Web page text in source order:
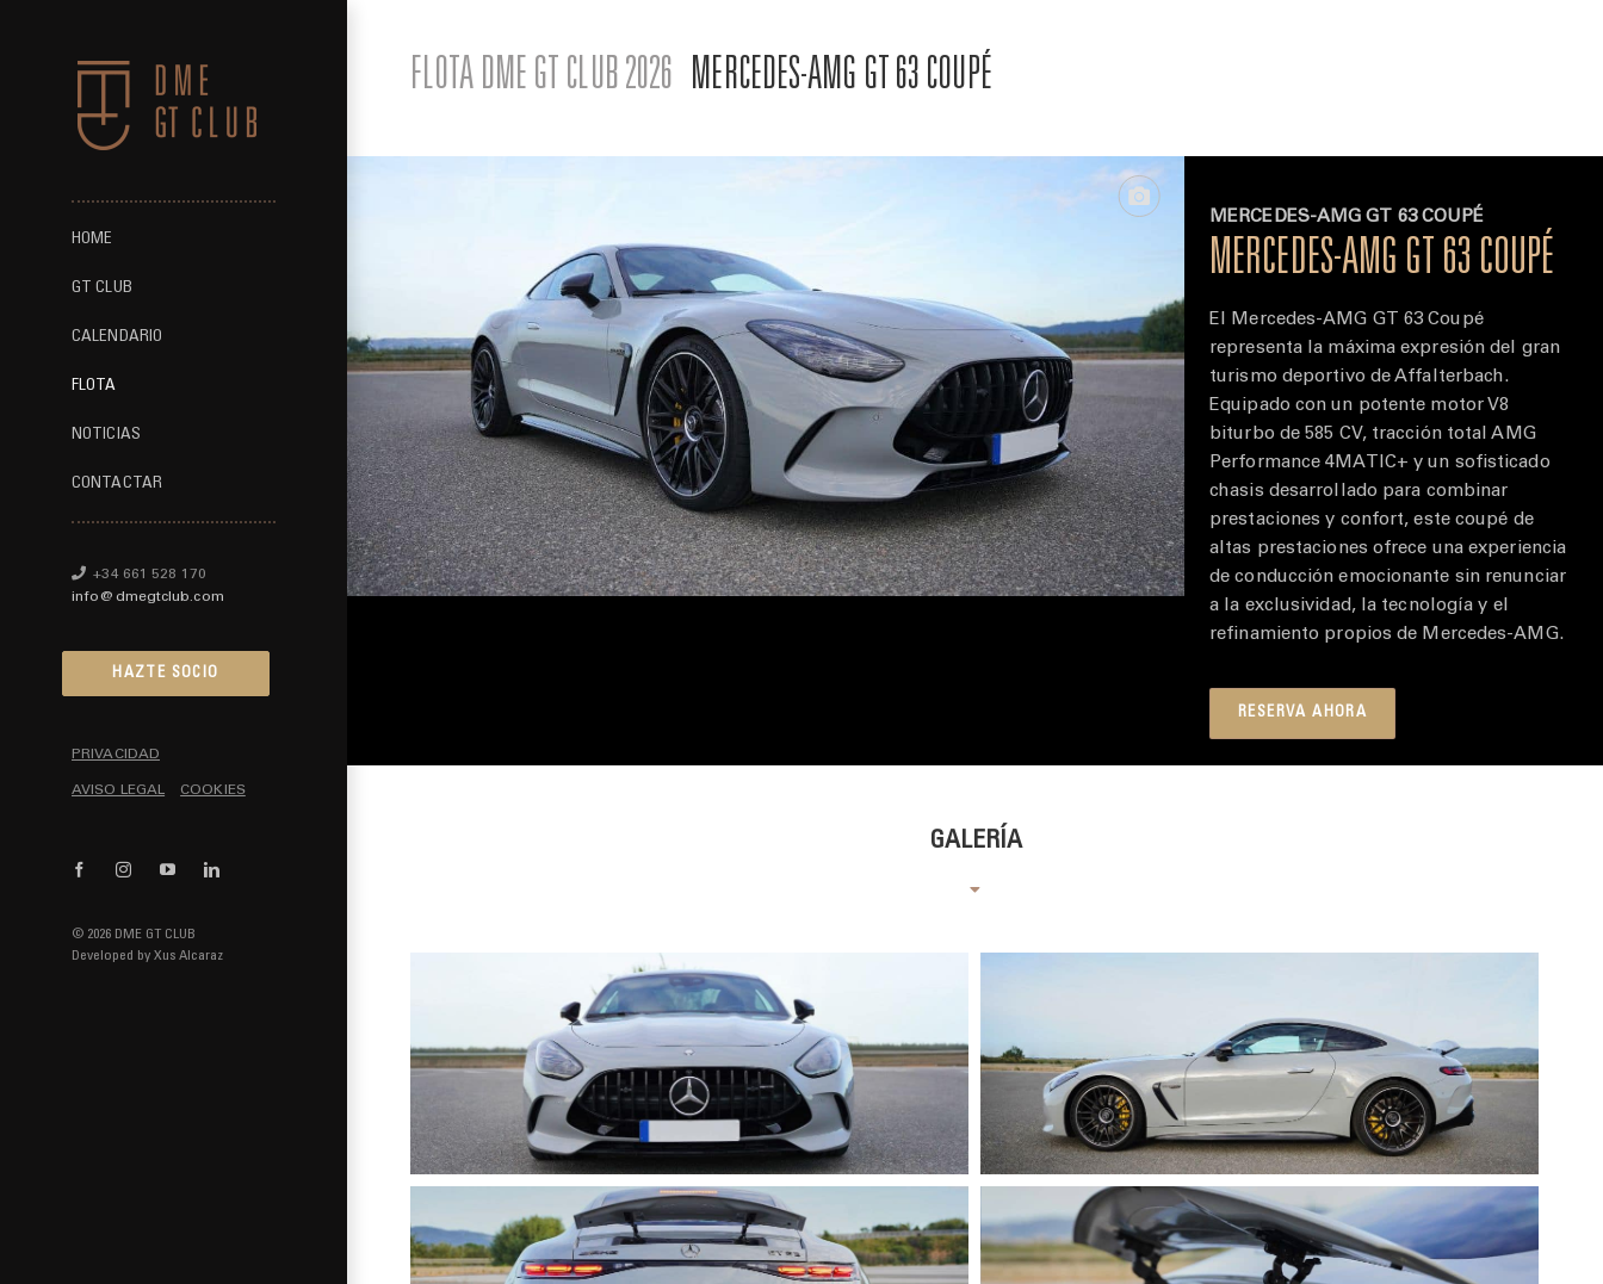
contenido
HOME
GT CLUB
CALENDARIO
FLOTA
NOTICIAS
CONTACTAR
+34 661 528 170
info@dmegtclub.com
HAZTE SOCIO
PRIVACIDAD
AVISO LEGAL COOKIES
FacebookInstagramYouTubeLinkedIn
© 2026 DME GT CLUB
Developed by Xus Alcaraz
FLOTA DME GT CLUB 2026 MERCEDES-AMG GT 63 COUPÉ
MERCEDES-AMG GT 63 COUPÉ
MERCEDES-AMG GT 63 COUPÉ
El Mercedes-AMG GT 63 Coupé
representa la máxima expresión del gran
turismo deportivo de Affalterbach.
Equipado con un potente motor V8
biturbo de 585 CV, tracción total AMG
Performance 4MATIC+ y un sofisticado
chasis desarrollado para combinar
prestaciones y confort, este coupé de
altas prestaciones ofrece una experiencia
de conducción emocionante sin renunciar
a la exclusividad, la tecnología y el
refinamiento propios de Mercedes-AMG.
RESERVA AHORA
GALERÍA